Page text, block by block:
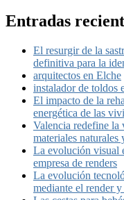
Entradas
El resurgir de la
definitiva para la
arquitectos en Elche
instalador de toldos
El impacto de la
energética de las
Valencia redefine la
materiales naturales
La evolución visual
empresa de renders
La evolución
mediante el render